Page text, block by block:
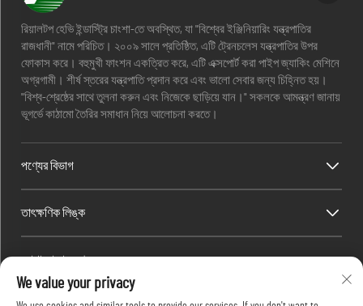
রিয়ালটপ হেভি ইন্ডাস্ট্রি চাংশা-তে অবস্থিত, যা "বিশ্বের ইঞ্জিনিয়ারিং যন্ত্রপাতির
রাজধানী" নামে পরিচিত। ২০০৯ সালে প্রতিষ্ঠিত, এটি ট্রেনচলেস যন্ত্রপাতির উপর
ফোকাস করে। বহুমুখী ফাংশন একত্রিত করে, এটি এক্সপোর্ট করা পাইপ জ্যাকিং মেশিনে
অগ্রগামী। শীর্ষ স্তরের যন্ত্রপাতি প্রদান করে এবং ভালো সেবার জন্য চিহ্নিত হয়।
"বিশ্ব-শ্রেষ্ঠের সাথে তুলনা করুন এবং নিজেকে ছাড়িয়ে যান।" সকলকে আমন্ত্রণ জানায়
ভূগর্ভে কাঠামো তৈরির সমাধান নিয়ে আলোচনা করতে।
পণ্যের বিভাগ
তাৎক্ষণিক লিঙ্ক
যোগাযোগের তথ্য
Office add : নং 688, শেপিং ইন্ডাস্ট্রি পার্ক, কাইফু জেলা, চাংশা শহর, হুনান প্রদেশ,
We value your privacy